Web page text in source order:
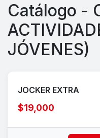
Catálogo -
JÓVENES)
JOCKER EXTRA
$19,000